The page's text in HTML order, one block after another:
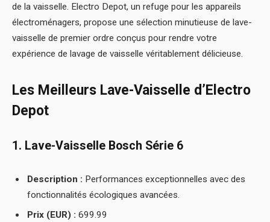
de la vaisselle. Electro Depot, un refuge pour les appareils
électroménagers, propose une sélection minutieuse de lave-
vaisselle de premier ordre conçus pour rendre votre
expérience de lavage de vaisselle véritablement délicieuse.
Les Meilleurs Lave-Vaisselle d’Electro
Depot
1. Lave-Vaisselle Bosch Série 6
Description : Performances exceptionnelles avec des
fonctionnalités écologiques avancées.
Prix (EUR) : 699.99